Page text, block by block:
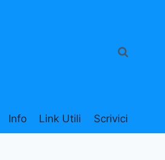
Info Link Utili Scrivici